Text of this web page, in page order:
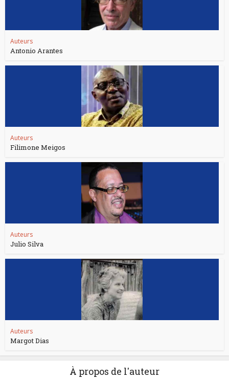
Auteurs
Antonio Arantes
Auteurs
Filimone Meigos
Auteurs
Julio Silva
Auteurs
Margot Dias
À propos de l'auteur